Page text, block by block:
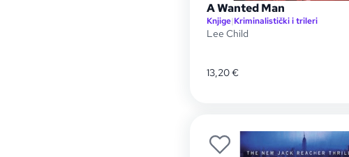
A Wanted Man
Knjige|Kriminalistički i trileri
Lee Child
13,20€